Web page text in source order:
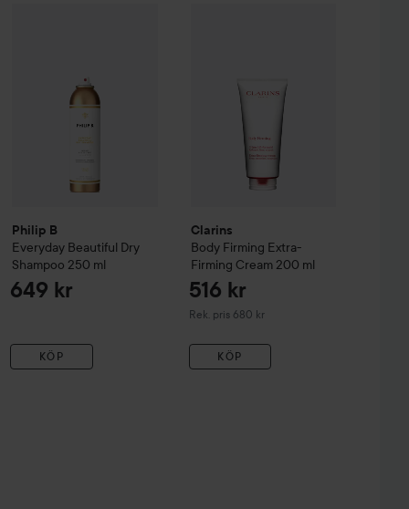
Philip B
Everyday Beautiful Dry
Shampoo 250 ml
649 kr
KÖP
Clarins
Body Firming Extra-
Firming Cream 200 ml
516 kr
Rek. pris 680 kr
Rekommenderat pris 680 kr
KÖP